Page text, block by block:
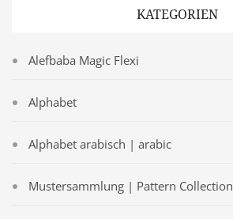
KATEGORIEN
Alefbaba Magic Flexi
Alphabet
Alphabet arabisch | arabic
Mustersammlung | Pattern Collection